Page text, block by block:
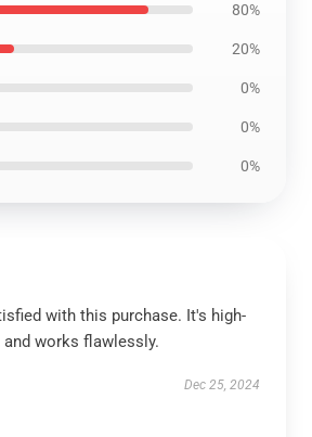
80%
20%
0%
0%
0%
with this purchase. It's high-
works flawlessly.
Dec 25, 2024